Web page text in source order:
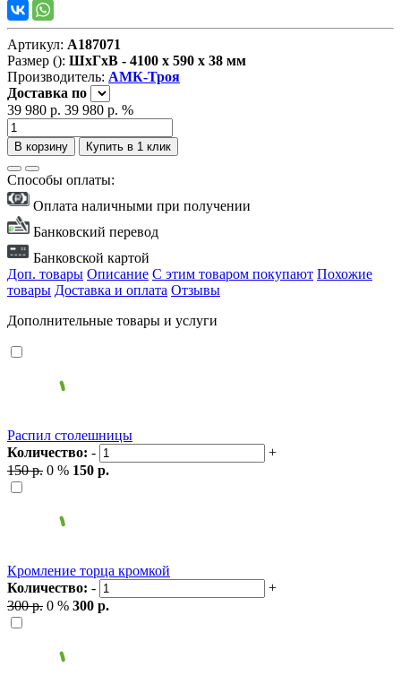
Артикул: А187071
Размер (): ШxГxВ - 4100 x 590 x 38 мм
Производитель: АМК-Троя
Доставка по
39 980 р. 39 980 р. %
В корзину Купить в 1 клик
Способы оплаты:
Оплата наличными при получении
Банковский перевод
Банковской картой
Доп. товары Описание С этим товаром покупают Похожие
товары Доставка и оплата Отзывы
Дополнительные товары и услуги
Распил столешницы
Количество: -
+
150 р. 0 % 150 р.
Кромление торца кромкой
Количество: -
+
300 р. 0 % 300 р.